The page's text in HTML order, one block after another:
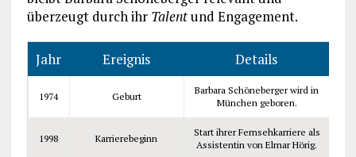
überzeugt durch ihr Talentund Engagement.
Jahr Ereignis Details
1974 Geburt
Barbara Schöneberger wird in
München geboren.
1998 Karrierebeginn
Start ihrer Fernsehkarriere als
Assistentin von Elmar Hörig.